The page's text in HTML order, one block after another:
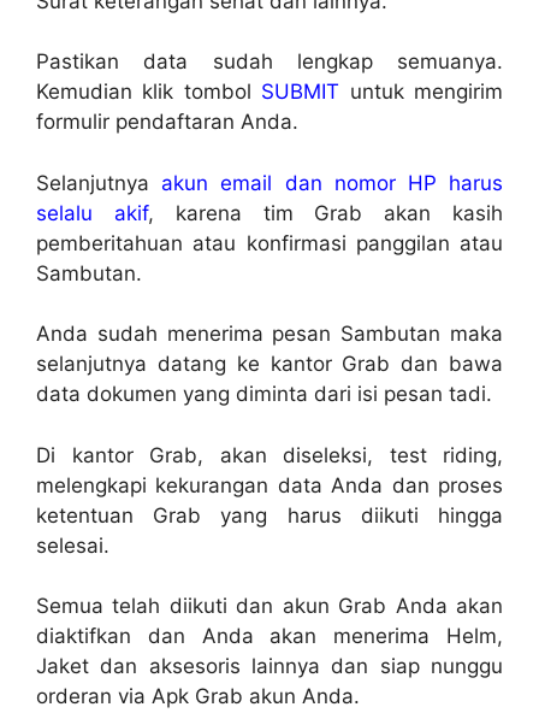
Pastikan data sudah lengkap semuanya.
Kemudian klik tombol SUBMIT untuk mengirim
formulir pendaftaran Anda.
Selanjutnya akun email dan nomor HP harus
selalu akif, karena tim Grab akan kasih
pemberitahuan atau konfirmasi panggilan atau
Sambutan.
Anda sudah menerima pesan Sambutan maka
selanjutnya datang ke kantor Grab dan bawa
data dokumen yang diminta dari isi pesan tadi.
Di kantor Grab, akan diseleksi, test riding,
melengkapi kekurangan data Anda dan proses
ketentuan Grab yang harus diikuti hingga
selesai.
Semua telah diikuti dan akun Grab Anda akan
diaktifkan dan Anda akan menerima Helm,
Jaket dan aksesoris lainnya dan siap nunggu
orderan via Apk Grab akun Anda.